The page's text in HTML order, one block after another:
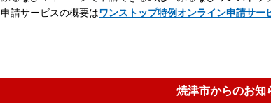
申請サービスの概要はワンストップ特例オンライン申請サー
焼津市からのお知